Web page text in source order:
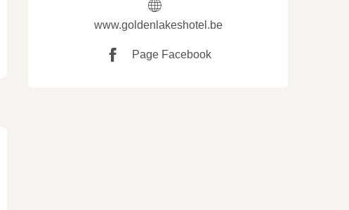
www.goldenlakeshotel.be
Page Facebook